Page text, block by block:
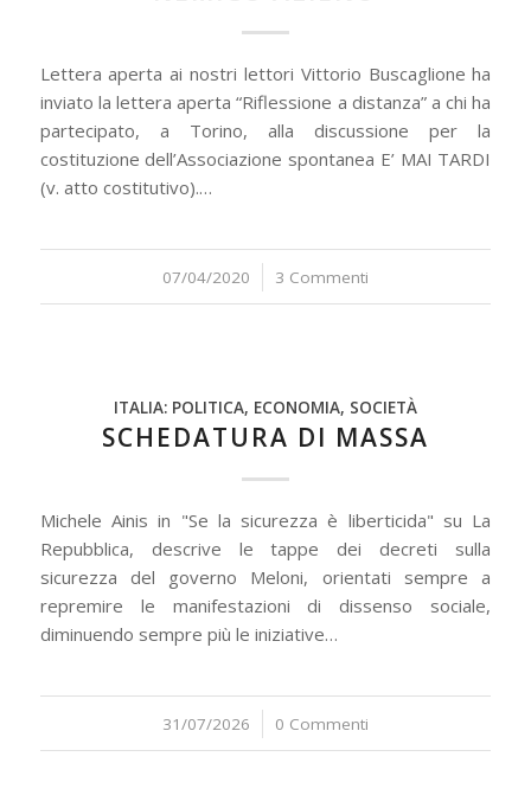
Lettera aperta ai nostri lettori Vittorio Buscaglione ha
inviato la lettera aperta “Riflessione a distanza” a chi ha
partecipato, a Torino, alla discussione per la
costituzione dell’Associazione spontanea E’ MAI TARDI
(v. atto costitutivo).…
07/04/2020
/ 3 Commenti
ITALIA: POLITICA, ECONOMIA, SOCIETÀ
SCHEDATURA DI MASSA
Michele Ainis in "Se la sicurezza è liberticida" su La
Repubblica, descrive le tappe dei decreti sulla
sicurezza del governo Meloni, orientati sempre a
repremire le manifestazioni di dissenso sociale,
diminuendo sempre più le iniziative…
31/07/2026
/ 0 Commenti